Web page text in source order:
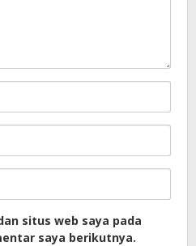
situs web saya pada
saya berikutnya.